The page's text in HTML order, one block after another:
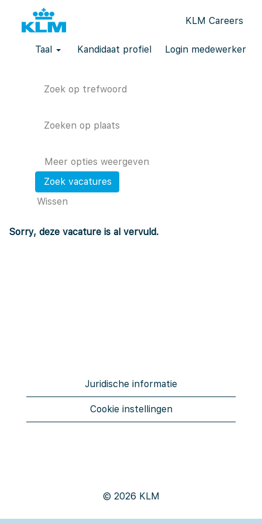
KLM Careers
Taal Kandidaat profiel Login medewerker
Zoek op trefwoord
Zoeken op plaats
Meer opties weergeven
Wissen
Sorry, deze vacature is al vervuld.
Juridische informatie
Cookie instellingen
© 2026 KLM